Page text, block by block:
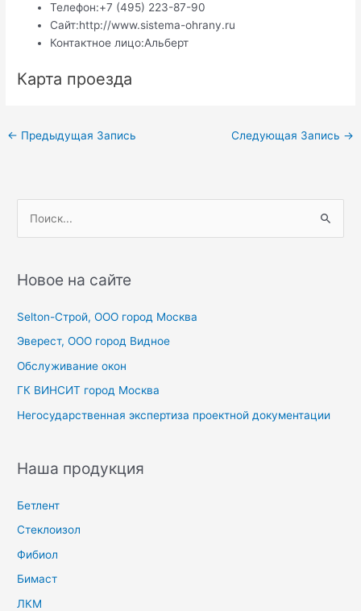
Телефон:+7 (495) 223-87-90
Сайт:http://www.sistema-ohrany.ru
Контактное лицо:Альберт
Карта проезда
Навигация
← Предыдущая Запись Следующая Запись →
с
:
Новое на сайте
Selton-Строй, OOO город Москва
Эверест, ООО город Видное
Обслуживание окон
ГК ВИНСИТ город Москва
Негосударственная экспертиза проектной документации
Наша продукция
Бетлент
Стеклоизол
Фибиол
Бимаст
ЛКМ